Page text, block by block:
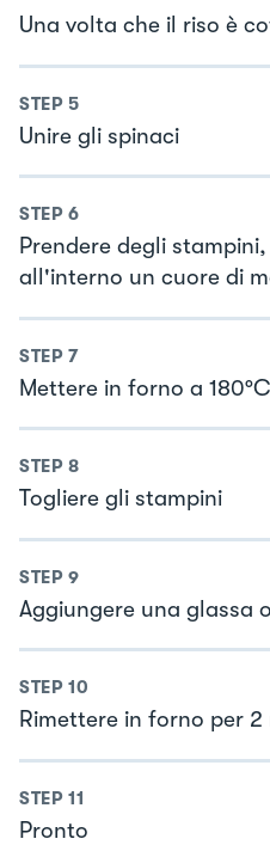
Una volta che il riso è
STEP 5
Unire gli spinaci
STEP 6
Prendere degli
all'interno un cuore di
STEP 7
Mettere in forno a
STEP 8
Togliere gli stampini
STEP 9
Aggiungere una glassa
STEP 10
Rimettere in forno per
STEP 11
Pronto